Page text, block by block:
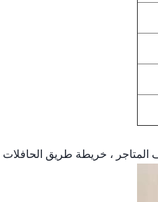
المتاجر ، خريطة طريق الحافلات